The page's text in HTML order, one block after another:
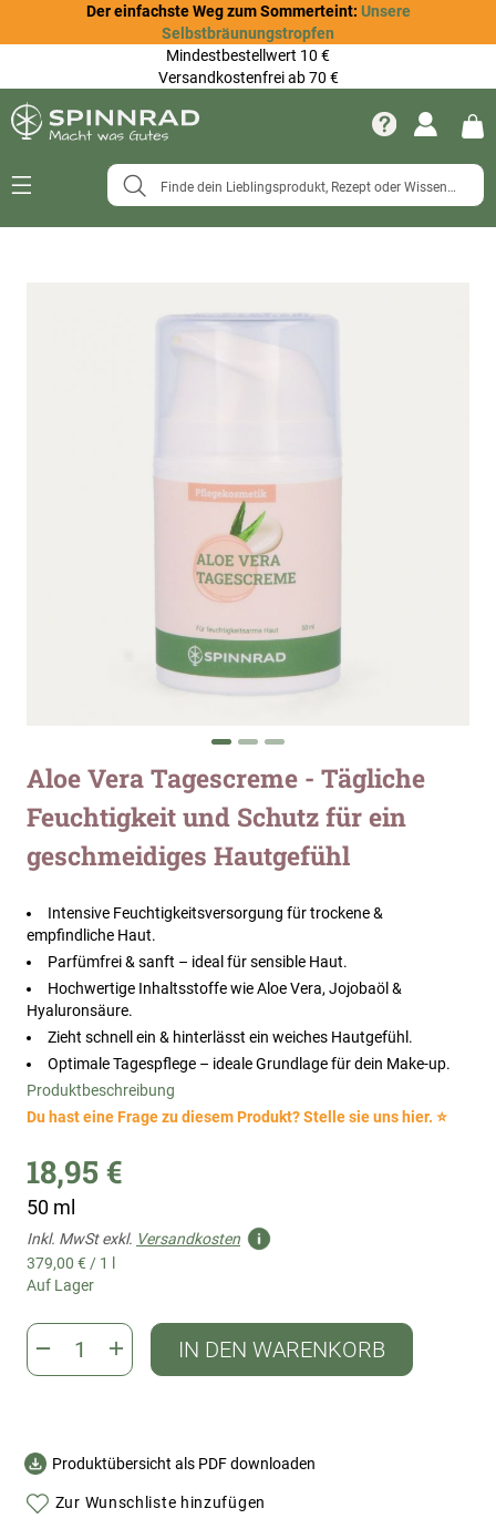
Der einfachste Weg zum Sommerteint: Unsere
Selbstbräunungstropfen
Mindestbestellwert 10 €
Versandkostenfrei ab 70 €
Navigation
Zum
Anfang
der
springen
Aloe Vera Tagescreme - Tägliche
Feuchtigkeit und Schutz für ein
geschmeidiges Hautgefühl
Intensive Feuchtigkeitsversorgung für trockene &
empfindliche Haut.
Parfümfrei & sanft – ideal für sensible Haut.
Hochwertige Inhaltsstoffe wie Aloe Vera, Jojobaöl &
Hyaluronsäure.
Zieht schnell ein & hinterlässt ein weiches Hautgefühl.
Optimale Tagespflege – ideale Grundlage für dein Make-up.
Produktbeschreibung
Du hast eine Frage zu diesem Produkt? Stelle sie uns hier. ⭐
18,95 €
50 ml
Inkl. MwSt exkl. Versandkosten
379,00 € / 1 l
Auf Lager
IN DEN WARENKORB
Produktübersicht als PDF downloaden
Zur Wunschliste hinzufügen